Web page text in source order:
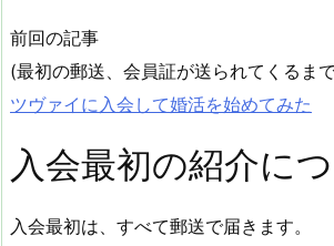
前回の記事
(最初の郵送、会員証が送られてくるま
ツヴァイに入会して婚活を始めてみた
入会最初の紹介に
入会最初は、すべて郵送で届きます。